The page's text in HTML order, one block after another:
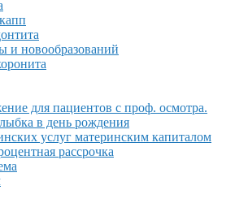
и новообразований
для пациентов с проф. осмотра.
в день рождения
услуг материнским капиталом
рассрочка